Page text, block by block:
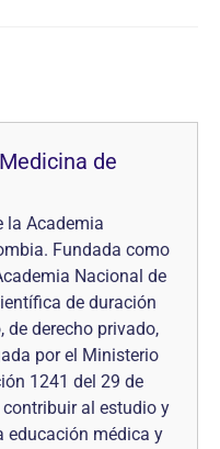
de
la Academia
Fundada como
Nacional de
de duración
de derecho privado,
por el Ministerio
1241 del 29 de
al estudio y
educación médica y